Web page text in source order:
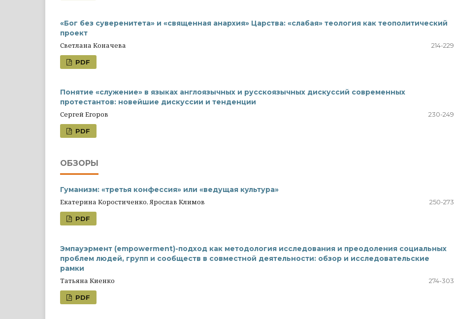
«Бог без суверенитета» и «священная анархия» Царства: «слабая» теология как теополитический
проект
Светлана Коначева
214-229
PDF
Понятие «служение» в языках англоязычных и русскоязычных дискуссий современных
протестантов: новейшие дискуссии и тенденции
Сергей Егоров
230-249
PDF
ОБЗОРЫ
Гуманизм: «третья конфессия» или «ведущая культура»
Екатерина Коростиченко, Ярослав Климов
250-273
PDF
Эмпауэрмент (empowerment)-подход как методология исследования и преодоления социальных
проблем людей, групп и сообществ в совместной деятельности: обзор и исследовательские
рамки
Татьяна Киенко
274-303
PDF